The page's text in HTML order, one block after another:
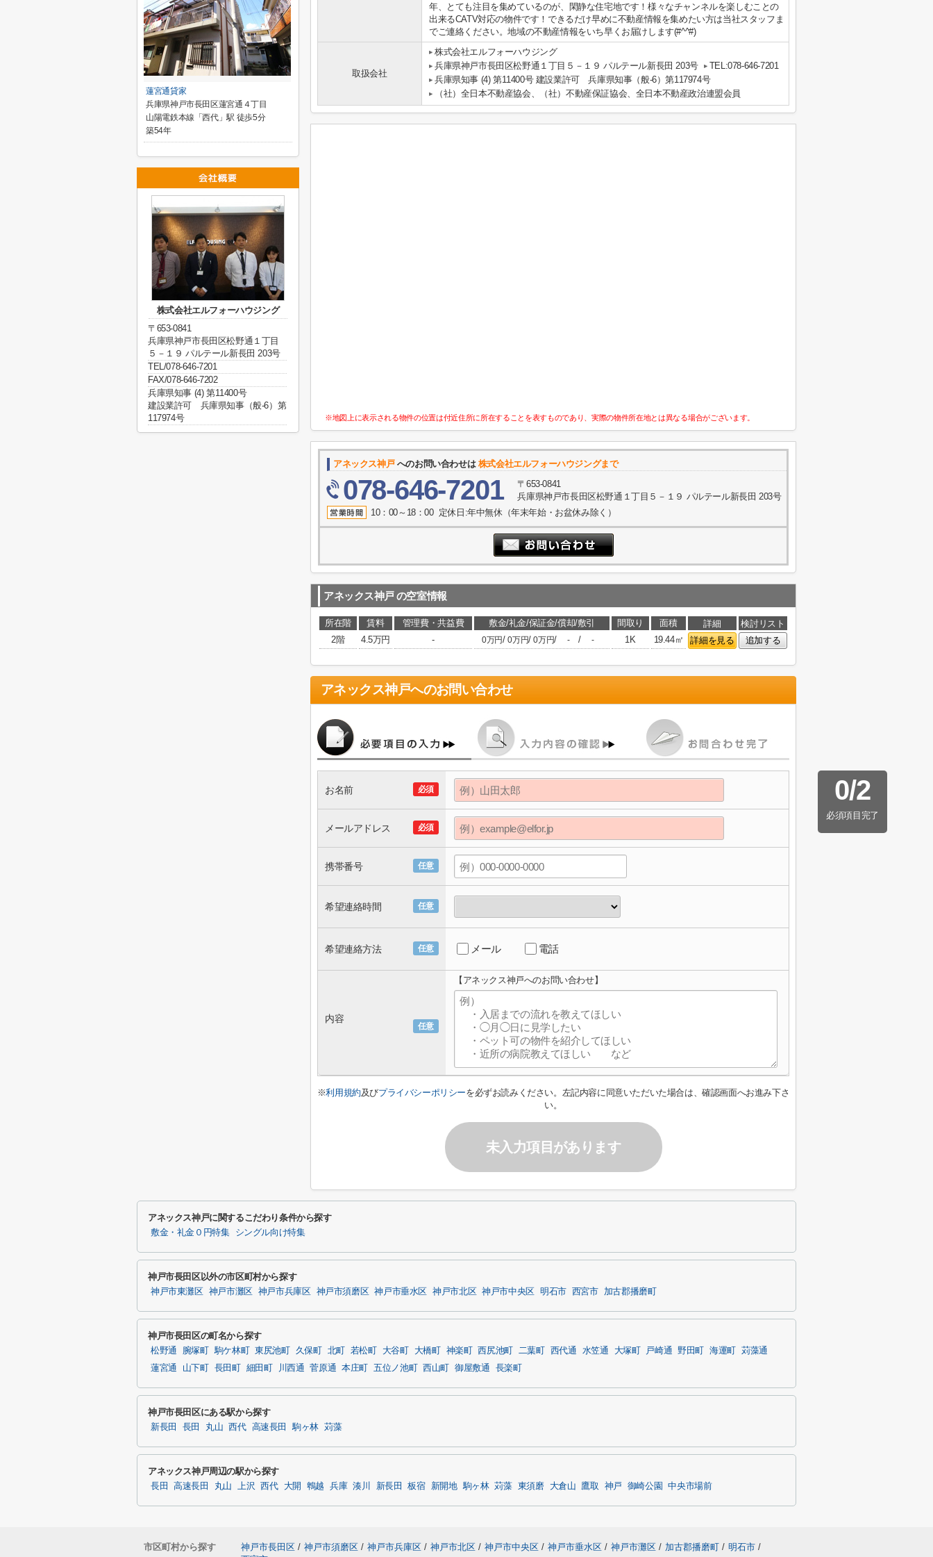
年、とても注目を集めているのが、閑静な住宅地です！様々なチャンネルを楽しむことの
出来るCATV対応の物件です！できるだけ早めに不動産情報を集めたい方は当社スタッフま
でご連絡ください。地域の不動産情報をいち早くお届けします(#^^#)
取扱会社
株式会社エルフォーハウジング
兵庫県神戸市長田区松野通１丁目５－１９ パルテール新長田 203号
TEL:078-646-7201
兵庫県知事 (4) 第11400号 建設業許可 兵庫県知事（般-6）第117974号
（社）全日本不動産協会、（社）不動産保証協会、全日本不動産政治連盟会員
※地図上に表示される物件の位置は付近住所に所在することを表すものであり、実際の物件所在地とは異なる場合がございます。
アネックス神戸へのお問い合わせは 株式会社エルフォーハウジングまで
078-646-7201
〒653-0841
兵庫県神戸市長田区松野通１丁目５－１９ パルテール新長田 203号
10：00～18：00 定休日:年中無休（年末年始・お盆休み除く）
アネックス神戸の空室情報
所在階 賃料 管理費・共益費 敷金/礼金/保証金/償却/敷引 間取り 面積 詳細
検討リスト
2階
4.5万円 - 0万円/0万円/0万円/ - / - 1K 19.44㎡ 詳細を見る 追加する
アネックス神戸へのお問い合わせ
0/2
必須項目完了
必須
お名前
必須
メールアドレス
任意
携帯番号
任意
希望連絡時間
任意
希望連絡方法 メール 電話
任意
内容
【アネックス神戸へのお問い合わせ】
※利用規約及びプライバシーポリシーを必ずお読みください。左記内容に同意いただいた場合は、確認画面へお進み下さ
い。
未入力項目があります
蓮宮通貸家
兵庫県神戸市長田区蓮宮通４丁目
山陽電鉄本線「西代」駅 徒歩5分
築54年
株式会社エルフォーハウジング
〒653-0841
兵庫県神戸市長田区松野通１丁目
５－１９ パルテール新長田 203号
TEL/078-646-7201
FAX/078-646-7202
兵庫県知事 (4) 第11400号
建設業許可 兵庫県知事（般-6）第
117974号
アネックス神戸に関するこだわり条件から探す
敷金・礼金０円特集 シングル向け特集
神戸市長田区以外の市区町村から探す
神戸市東灘区 神戸市灘区 神戸市兵庫区 神戸市須磨区 神戸市垂水区 神戸市北区 神戸市中央区 明石市 西宮市 加古郡播磨町
神戸市長田区の町名から探す
松野通 腕塚町 駒ケ林町 東尻池町 久保町 北町 若松町 大谷町 大橋町 神楽町 西尻池町 二葉町 西代通 水笠通 大塚町 戸崎通 野田町 海運町
苅藻通
蓮宮通
山下町 長田町 細田町 川西通 菅原通 本庄町 五位ノ池町 西山町 御屋敷通 長楽町
神戸市長田区にある駅から探す
新長田 長田 丸山 西代 高速長田 駒ヶ林 苅藻
アネックス神戸周辺の駅から探す
長田 高速長田 丸山 上沢 西代 大開 鵯越 兵庫 湊川 新長田 板宿 新開地 駒ヶ林 苅藻 東須磨 大倉山 鷹取 神戸 御崎公園 中央市場前
市区町村から探す 神戸市長田区 / 神戸市須磨区 / 神戸市兵庫区 / 神戸市北区 / 神戸市中央区 / 神戸市垂水区 / 神戸市灘区 / 加古郡播磨町 / 明石市 /